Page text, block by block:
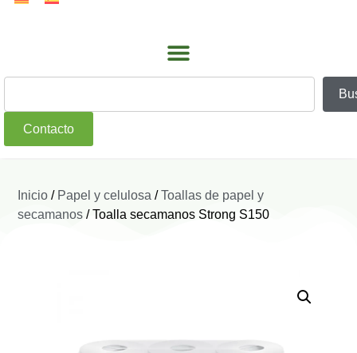
Contacto
Inicio / Papel y celulosa /Toallas de papel y
secamanos / Toalla secamanos Strong S150